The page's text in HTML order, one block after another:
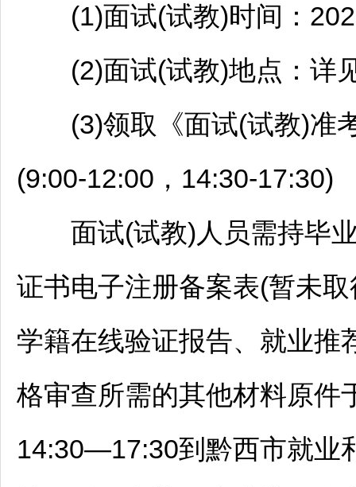
(1)面试(试教)时间：
(2)面试(试教)地点：详
(3)领取《面试(试教)准
(9:00-12:00，14:30-17:30)
面试(试教)人员需持毕业
证书电子注册备案表(暂未
学籍在线验证报告、就业推
格审查所需的其他材料原
14:30—17:30到黔西市就业